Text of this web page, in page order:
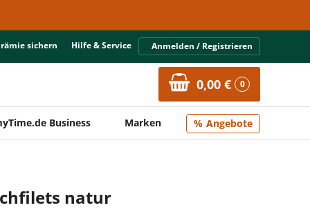
sichern Hilfe & Service Anmelden / Registrieren
0,00 € 0
Business Marken Angebote
natur